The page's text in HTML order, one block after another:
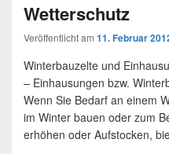
Wetterschutz
Veröffentlicht am 11. Februar
Winterbauzelte und
– Einhausungen bzw.
Wenn Sie Bedarf an einem
im Winter bauen oder zum
erhöhen oder Aufstocken,